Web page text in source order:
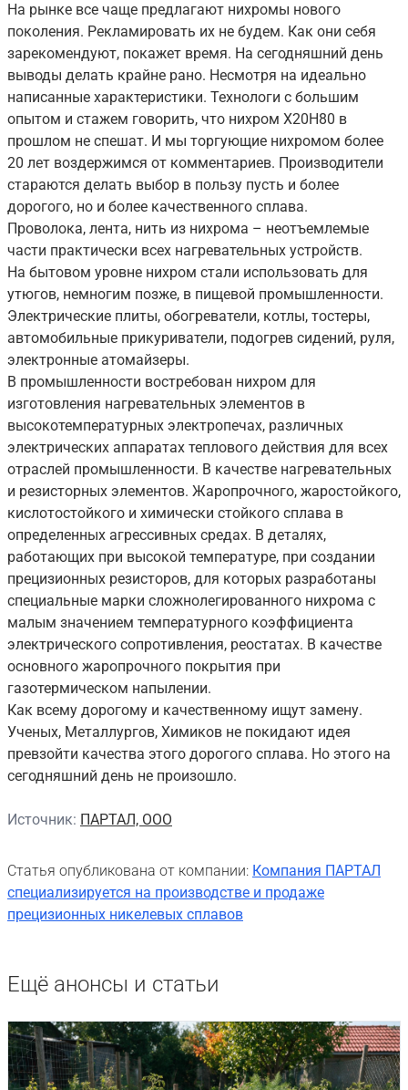
На рынке все чаще предлагают нихромы нового
поколения. Рекламировать их не будем. Как они себя
зарекомендуют, покажет время. На сегодняшний день
выводы делать крайне рано. Несмотря на идеально
написанные характеристики. Технологи с большим
опытом и стажем говорить, что нихром Х20Н80 в
прошлом не спешат. И мы торгующие нихромом более
20 лет воздержимся от комментариев. Производители
стараются делать выбор в пользу пусть и более
дорогого, но и более качественного сплава.
Проволока, лента, нить из нихрома – неотъемлемые
части практически всех нагревательных устройств.
На бытовом уровне нихром стали использовать для
утюгов, немногим позже, в пищевой промышленности.
Электрические плиты, обогреватели, котлы, тостеры,
автомобильные прикуриватели, подогрев сидений, руля,
электронные атомайзеры.
В промышленности востребован нихром для
изготовления нагревательных элементов в
высокотемпературных электропечах, различных
электрических аппаратах теплового действия для всех
отраслей промышленности. В качестве нагревательных
и резисторных элементов. Жаропрочного, жаростойкого,
кислотостойкого и химически стойкого сплава в
определенных агрессивных средах. В деталях,
работающих при высокой температуре, при создании
прецизионных резисторов, для которых разработаны
специальные марки сложнолегированного нихрома с
малым значением температурного коэффициента
электрического сопротивления, реостатах. В качестве
основного жаропрочного покрытия при
газотермическом напылении.
Как всему дорогому и качественному ищут замену.
Ученых, Металлургов, Химиков не покидают идея
превзойти качества этого дорогого сплава. Но этого на
сегодняшний день не произошло.
Источник: ПАРТАЛ, ООО
Статья опубликована от компании: Компания ПАРТАЛ
специализируется на производстве и продаже
прецизионных никелевых сплавов
Ещё анонсы и статьи